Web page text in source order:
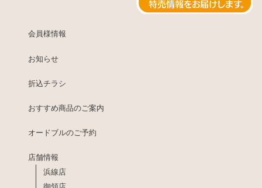
会員様情報
お知らせ
折込チラシ
おすすめ商品のご案内
オードブルのご予約
店舗情報
浜線店